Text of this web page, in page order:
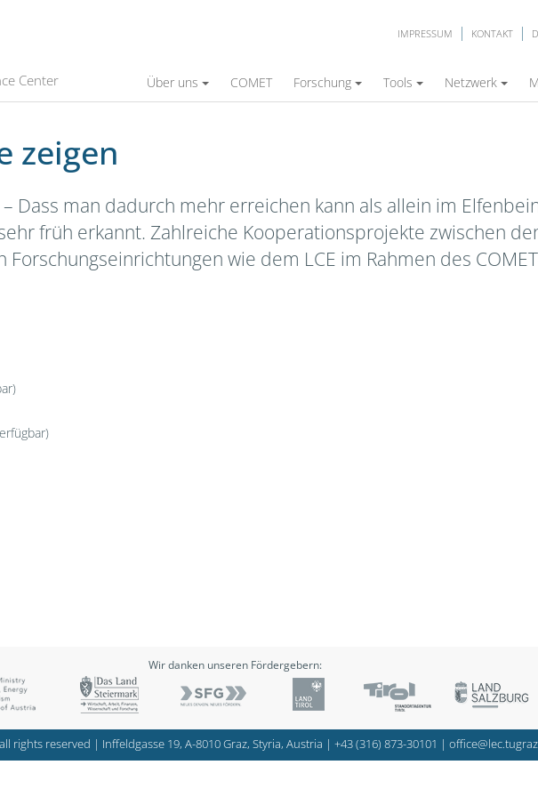
IMPRESSUM KONTAKT
Center Über uns COMET Forschung Tools Netzwerk
zeigen
Dass man dadurch mehr erreichen kann als allein im
früh erkannt. Zahlreiche Kooperationsprojekte zwischen
wie dem LCE im Rahmen des
Wir danken unseren Fördergebern:
rights reserved | Inffeldgasse 19, A-8010 Graz, Styria, Austria | +43 (316) 873-30101 |